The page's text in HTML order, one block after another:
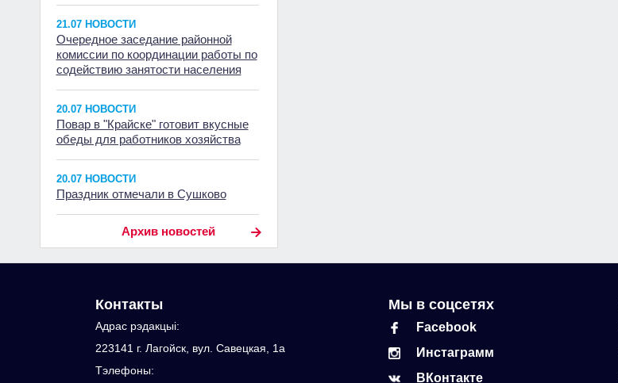
21.07 НОВОСТИ
Очередное заседание районной
комиссии по координации работы по
содействию занятости населения
20.07 НОВОСТИ
Повар в "Крайске" готовит вкусные
обеды для работников хозяйства
20.07 НОВОСТИ
Праздник отмечали в Сушково
Архив новостей
Контакты
Адрас рэдакцыi:
223141 г. Лагойск, вул. Савецкая, 1а
Тэлефоны:
Мы в соцсетях
Facebook
Инстаграмм
ВКонтакте